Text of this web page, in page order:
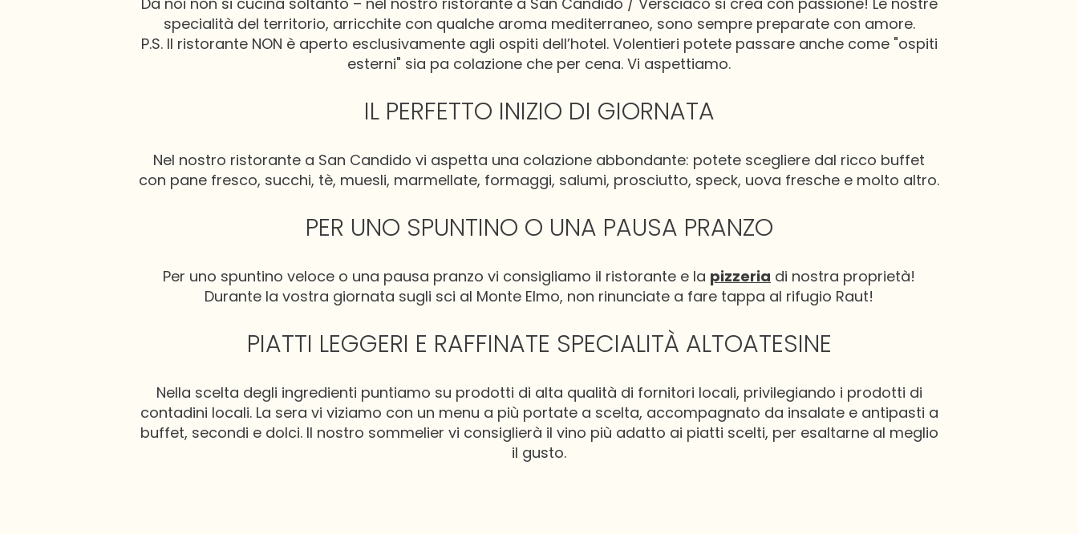
specialità del territorio, arricchite con qualche aroma mediterraneo, sono sempre preparate con amore.
P.S. Il ristorante NON è aperto esclusivamente agli ospiti dell’hotel. Volentieri potete passare anche come "ospiti
esterni" sia pa colazione che per cena. Vi aspettiamo.
IL PERFETTO INIZIO DI GIORNATA
Nel nostro ristorante a San Candido vi aspetta una colazione abbondante: potete scegliere dal ricco buffet
con pane fresco, succhi, tè, muesli, marmellate, formaggi, salumi, prosciutto, speck, uova fresche e molto altro.
PER UNO SPUNTINO O UNA PAUSA PRANZO
Per uno spuntino veloce o una pausa pranzo vi consigliamo il ristorante e la pizzeria di nostra proprietà!
Durante la vostra giornata sugli sci al Monte Elmo, non rinunciate a fare tappa al rifugio Raut!
PIATTI LEGGERI E RAFFINATE SPECIALITÀ ALTOATESINE
Nella scelta degli ingredienti puntiamo su prodotti di alta qualità di fornitori locali, privilegiando i prodotti di
contadini locali. La sera vi viziamo con un menu a più portate a scelta, accompagnato da insalate e antipasti a
buffet, secondi e dolci. Il nostro sommelier vi consiglierà il vino più adatto ai piatti scelti, per esaltarne al meglio
il gusto.